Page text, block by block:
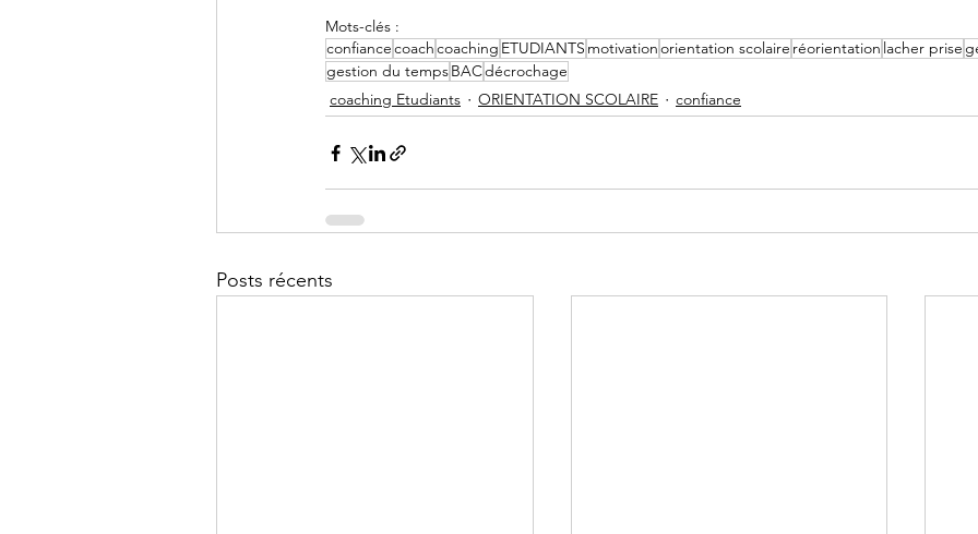
Mots-clés :
confiancecoachcoaching ETUDIANTS motivationorientation scolaire réorientation lacher prise
gestion du tempsBACdécrochage
coaching Etudiants
ORIENTATION SCOLAIRE confiance
Posts récents